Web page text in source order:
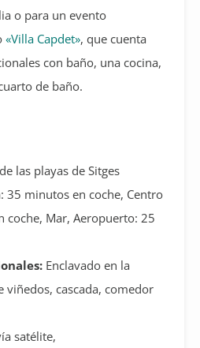
o para un evento
«Villa Capdet», que cuenta
con baño, una cocina,
de baño.
las playas de Sitges
35 minutos en coche, Centro
coche, Mar, Aeropuerto: 25
Enclavado en la
viñedos, cascada, comedor
satélite,